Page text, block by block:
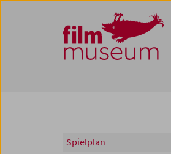
Zum Inhalt
Zum Hauptmenü
Zur Servicenavigation
Zum Suche
Spielplan